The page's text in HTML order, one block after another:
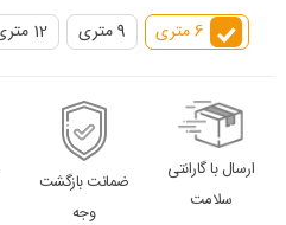
6 متری 9 متری 12 متری
ارسال با گارانتی
سلامت
ضمانت بازگشت
وجه